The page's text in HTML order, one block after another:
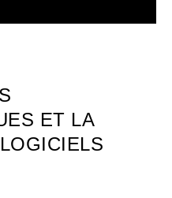
ET LA